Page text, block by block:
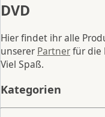
DVD
Hier findet ihr alle
unserer Partnerfür die
Viel Spaß.
Kategorien